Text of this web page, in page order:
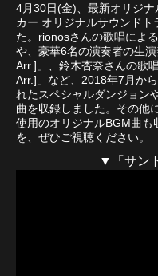
4月30日(金)、最新オリジ
カー オリジナルサウンド
た。rionosさんの歌唱によ
や、豪華6名の演奏者の生
Arr.]」、鈴木杏奈さんの歌
Arr.]」など、2018年7月か
れたスペシャルダンジョン
曲を収録しました。その他
使用のオリジナルBGM曲
を、ぜひご視聴ください。
▼「サン